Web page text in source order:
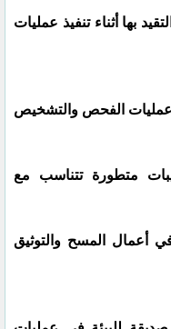
بها أثناء تنفيذ عمليات
عمليات الفحص والتشخيص
متطورة تتناسب مع
أعمال المسح والتوثيق